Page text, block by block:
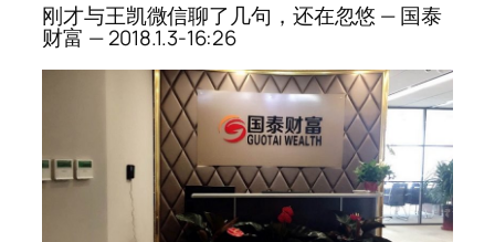
刚才与王凯微信聊了几句，还在忽悠 — 国泰
财富 — 2018.1.3-16:26